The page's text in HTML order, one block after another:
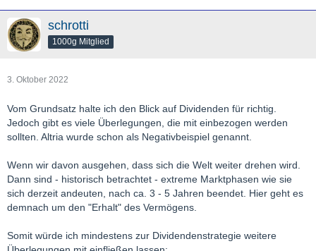
schrotti
1000g Mitglied
3. Oktober 2022
Vom Grundsatz halte ich den Blick auf Dividenden für richtig.
Jedoch gibt es viele Überlegungen, die mit einbezogen werden
sollten. Altria wurde schon als Negativbeispiel genannt.
Wenn wir davon ausgehen, dass sich die Welt weiter drehen wird.
Dann sind - historisch betrachtet - extreme Marktphasen wie sie
sich derzeit andeuten, nach ca. 3 - 5 Jahren beendet. Hier geht es
demnach um den "Erhalt" des Vermögens.
Somit würde ich mindestens zur Dividendenstrategie weitere